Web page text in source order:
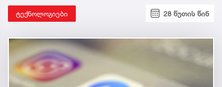
ტექნოლოგიები 28 წუთის წინ